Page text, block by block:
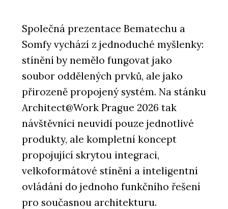
Společná prezentace Bematechu a
Somfy vychází z jednoduché myšlenky:
stínění by nemělo fungovat jako
soubor oddělených prvků, ale jako
přirozeně propojený systém. Na stánku
Architect@Work Prague 2026 tak
návštěvníci neuvidí pouze jednotlivé
produkty, ale kompletní koncept
propojující skrytou integraci,
velkoformátové stínění a inteligentní
ovládání do jednoho funkčního řešení
pro současnou architekturu.